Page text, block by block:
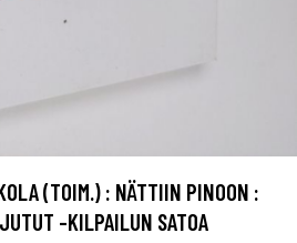
(TOIM.) : NÄTTIIN PINOON :
-KILPAILUN SATOA